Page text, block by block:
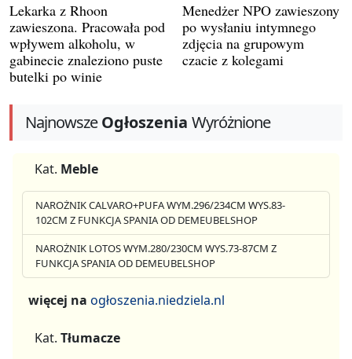
Lekarka z Rhoon
zawieszona. Pracowała pod
wpływem alkoholu, w
gabinecie znaleziono puste
butelki po winie
Menedżer NPO zawieszony
po wysłaniu intymnego
zdjęcia na grupowym
czacie z kolegami
NajnowszeOgłoszenia Wyróżnione
Kat. Meble
NAROŻNIK CALVARO+PUFA WYM.296/234CM WYS.83-
102CM Z FUNKCJA SPANIA OD DEMEUBELSHOP
NAROŻNIK LOTOS WYM.280/230CM WYS.73-87CM Z
FUNKCJA SPANIA OD DEMEUBELSHOP
więcej na ogłoszenia.niedziela.nl
Kat. Tłumacze